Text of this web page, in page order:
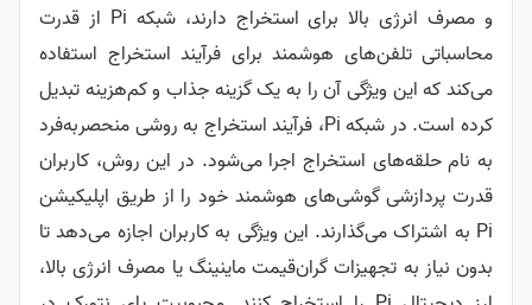
و مصرف انرژی بالا برای استخراج دارند، شبکه Pi از قدرت
محاسباتی تلفن‌های هوشمند برای فرآیند استخراج استفاده
می‌کند که این ویژگی آن را به یک گزینه جذاب و کم‌هزینه تبدیل
کرده است. در شبکه Pi، فرآیند استخراج به روشی منحصربه‌فرد
به نام حلقه‌های استخراج اجرا می‌شود. در این روش، کاربران
قدرت پردازشی گوشی‌های هوشمند خود را از طریق اپلیکیشن
Pi به اشتراک می‌گذارند. این ویژگی به کاربران اجازه می‌دهد تا
بدون نیاز به تجهیزات گران‌قیمت ماینینگ یا مصرف انرژی بالا،